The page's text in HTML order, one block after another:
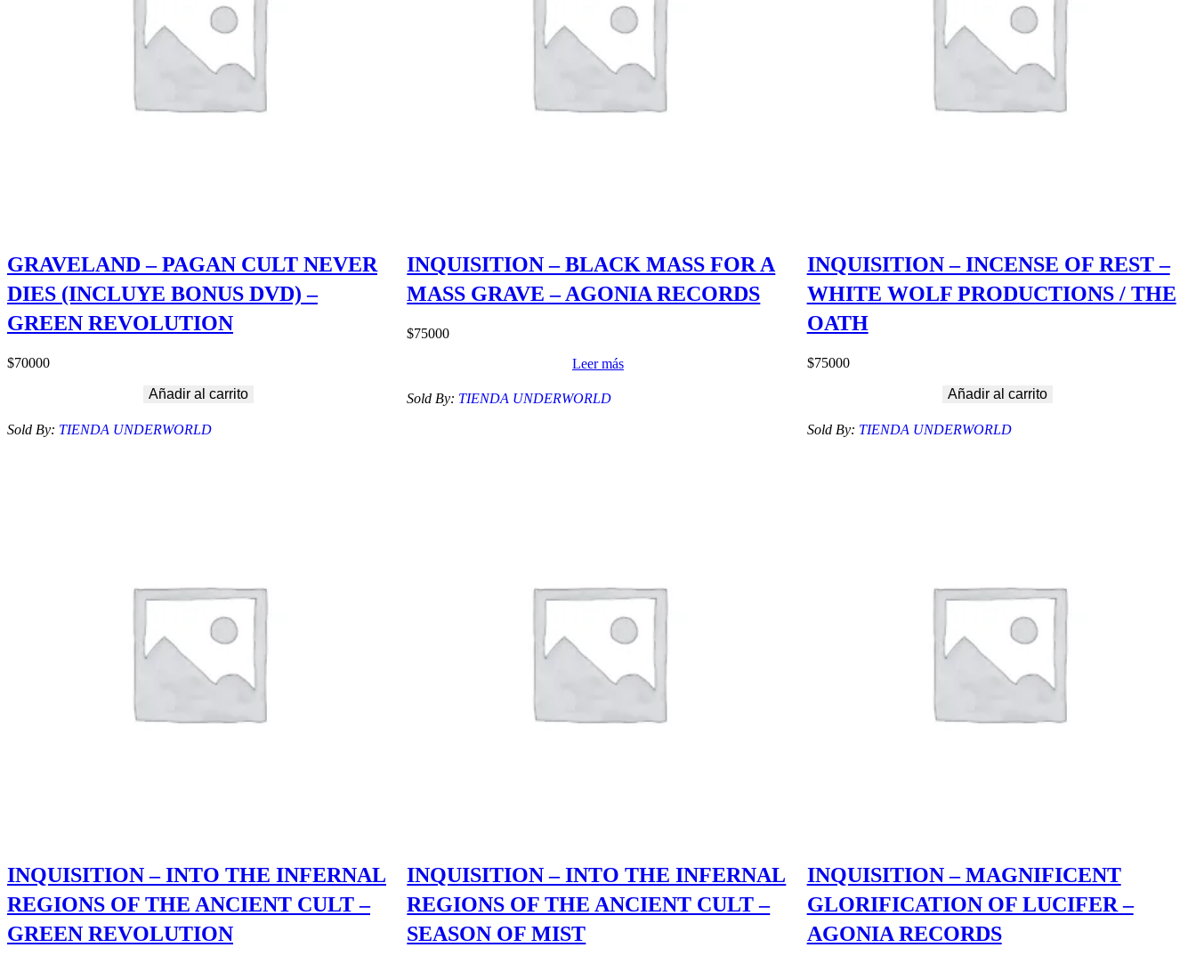
GRAVELAND – PAGAN CULT NEVER
DIES (INCLUYE BONUS DVD) –
GREEN REVOLUTION
$70000
Añadir al carrito
Sold By: TIENDA UNDERWORLD
INQUISITION – BLACK MASS FOR A
MASS GRAVE – AGONIA RECORDS
$75000
Leer más
Sold By: TIENDA UNDERWORLD
INQUISITION – INCENSE OF REST –
WHITE WOLF PRODUCTIONS / THE
OATH
$75000
Añadir al carrito
Sold By: TIENDA UNDERWORLD
INQUISITION – INTO THE INFERNAL
REGIONS OF THE ANCIENT CULT –
GREEN REVOLUTION
INQUISITION – INTO THE INFERNAL
REGIONS OF THE ANCIENT CULT –
SEASON OF MIST
INQUISITION – MAGNIFICENT
GLORIFICATION OF LUCIFER –
AGONIA RECORDS